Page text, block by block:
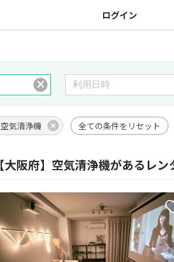
ログイン
空気清浄機 全ての条件をリセット
【大阪府】空気清浄機があるレ